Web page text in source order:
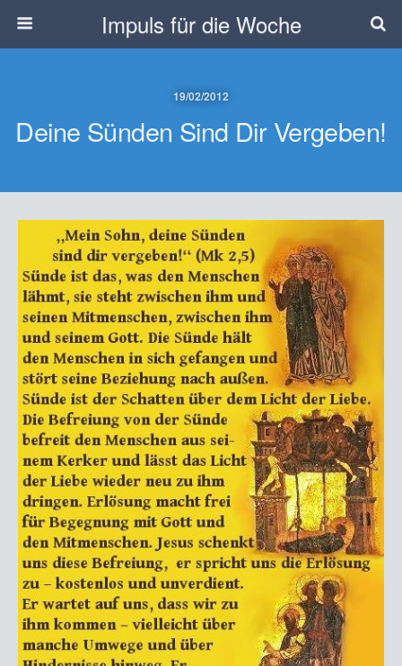
Impuls für die Woche
19/02/2012
Deine Sünden Sind Dir Vergeben!